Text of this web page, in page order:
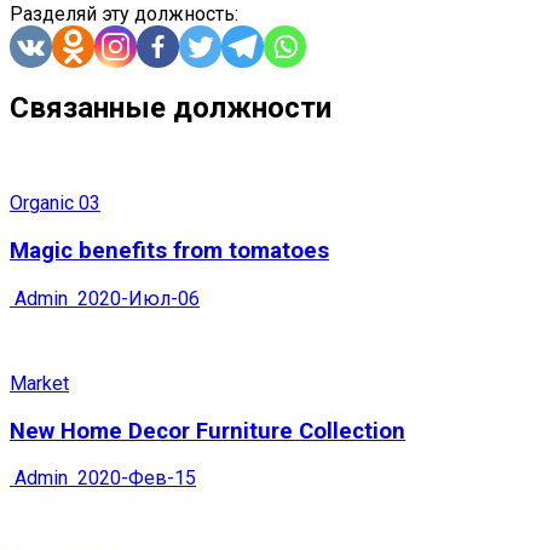
Разделяй эту должность:
Связанные должности
Organic 03
Magic benefits from tomatoes
Admin 2020-Июл-06
Market
New Home Decor Furniture Collection
Admin 2020-Фев-15